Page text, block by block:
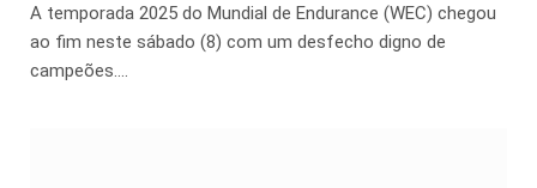
A temporada 2025 do Mundial de Endurance (WEC) chegou
ao fim neste sábado (8) com um desfecho digno de
campeões.…